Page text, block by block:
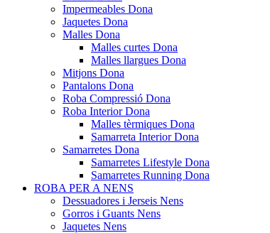
Impermeables Dona
Jaquetes Dona
Malles Dona
Malles curtes Dona
Malles llargues Dona
Mitjons Dona
Pantalons Dona
Roba Compressió Dona
Roba Interior Dona
Malles tèrmiques Dona
Samarreta Interior Dona
Samarretes Dona
Samarretes Lifestyle Dona
Samarretes Running Dona
ROBA PER A NENS
Dessuadores i Jerseis Nens
Gorros i Guants Nens
Jaquetes Nens